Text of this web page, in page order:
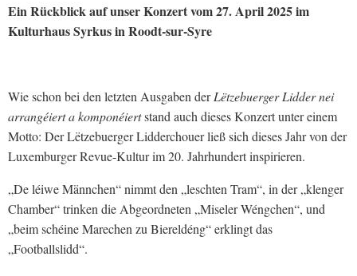
Ein Rückblick auf unser Konzert vom 27. April 2025 im
Kulturhaus Syrkus in Roodt-sur-Syre
Wie schon bei den letzten Ausgaben derLëtzebuerger Lidder nei
arrangéiert a komponéiertstand auch dieses Konzert unter einem
Motto: Der Lëtzebuerger Lidderchouer ließ sich dieses Jahr von der
Luxemburger Revue-Kultur im 20. Jahrhundert inspirieren.
„De léiwe Männchen“ nimmt den „leschten Tram“, in der „klenger
Chamber“ trinken die Abgeordneten „Miseler Wéngchen“, und
„beim schéine Marechen zu Biereldéng“ erklingt das
„Footballslidd“.